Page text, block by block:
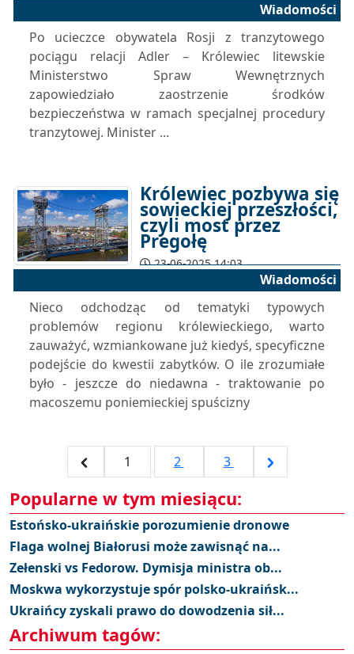
Wiadomości
Po ucieczce obywatela Rosji z tranzytowego
pociągu relacji Adler – Królewiec litewskie
Ministerstwo Spraw Wewnętrznych
zapowiedziało zaostrzenie środków
bezpieczeństwa w ramach specjalnej procedury
tranzytowej. Minister ...
Królewiec pozbywa się
sowieckiej przeszłości,
czyli most przez
Pregołę
23-06-2025 14:03
Wiadomości
Nieco odchodząc od tematyki typowych
problemów regionu królewieckiego, warto
zauważyć, wzmiankowane już kiedyś, specyficzne
podejście do kwestii zabytków. O ile zrozumiałe
było - jeszcze do niedawna - traktowanie po
macoszemu poniemieckiej spuścizny
1 2 3
Popularne w tym miesiącu:
Estońsko-ukraińskie porozumienie dronowe
Flaga wolnej Białorusi może zawisnąć na...
Zełenski vs Fedorow. Dymisja ministra ob...
Moskwa wykorzystuje spór polsko-ukraińsk...
Ukraińcy zyskali prawo do dowodzenia sił...
Archiwum tagów: